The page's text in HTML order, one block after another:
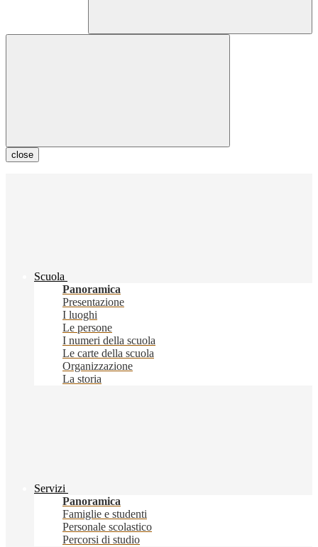
close
Scuola
Panoramica
Presentazione
I luoghi
Le persone
I numeri della scuola
Le carte della scuola
Organizzazione
La storia
Servizi
Panoramica
Famiglie e studenti
Personale scolastico
Percorsi di studio